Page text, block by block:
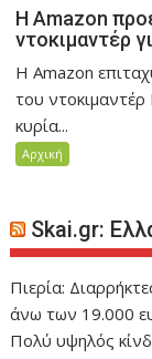
Η Amazon
ντοκιμαντέρ
Η Amazon
του
κυρία...
Αρχική
Skai.gr:
Πιερία:
άνω των 19.000
Πολύ υψηλός